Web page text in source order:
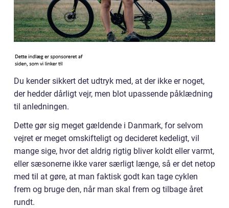
Du kender sikkert det udtryk med, at der ikke er noget,
der hedder dårligt vejr, men blot upassende påklædning
til anledningen.
Dette gør sig meget gældende i Danmark, for selvom
vejret er meget omskifteligt og decideret kedeligt, vil
mange sige, hvor det aldrig rigtig bliver koldt eller varmt,
eller sæsonerne ikke varer særligt længe, så er det netop
med til at gøre, at man faktisk godt kan tage cyklen
frem og bruge den, når man skal frem og tilbage året
rundt.